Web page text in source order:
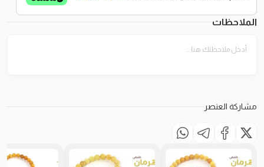
الملاحظات
مشاركة العنصر